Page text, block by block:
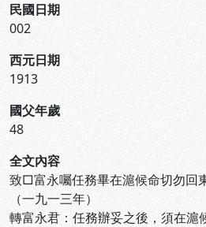
民國日期
002
西元日期
1913
國父年歲
48
全文內容
致□富永囑任務畢在滬候命切勿
（一九一三年）
轉富永君：任務辦妥之後，須在滬